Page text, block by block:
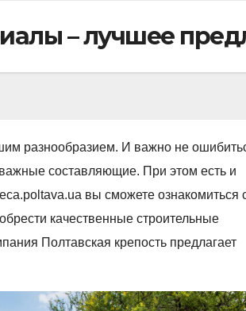
– лучшее
разнообразием. И важно не
составляющие. При этом есть и
вы сможете ознакомиться
качественные строительные
Полтавская крепость предлагает